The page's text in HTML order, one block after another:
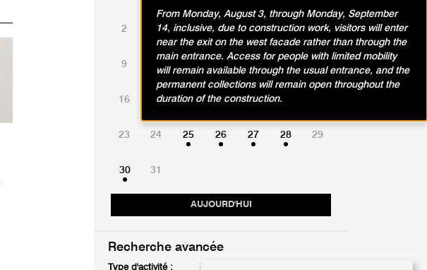
AUJOURD'HUI
2 3 4 5 6 7 8
9 12 13 14
16 17 18 19 20 21
23 24 25 26 27 28 29
30 31
Recherche avancée
Type d'activité :
From Monday, August 3, through Monday, September
14, inclusive, due to construction work, visitors will enter
near the exit on the west facade rather than through the
main entrance. Access for people with limited mobility
will remain available through the usual entrance, and the
permanent collections will remain open throughout the
duration of the construction.